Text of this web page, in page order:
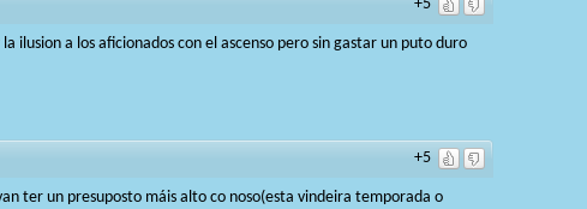
+5
ilusion a los aficionados con el ascenso pero sin gastar un puto duro
+5
ter un presuposto máis alto co noso(esta vindeira temporada o